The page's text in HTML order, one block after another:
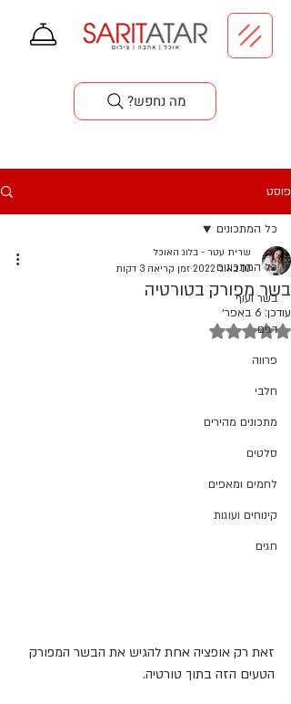
?מה נחפש
פוסט
כל המתכונים
בשר ועוף
דגים
פרווה
חלבי
מתכונים מהירים
סלטים
לחמים ומאפים
קינוחים ועוגות
חגים
כל המתכונים
בשר מפורק בטורטיה
שרית עטר - בלוג האוכל
10 באוג׳ 2022
זמן קריאה 3 דקות
עודכן: 6 באפר׳
דירוג של NaN מתוך 5 כוכבים
זאת רק אופציה אחת להגיש את הבשר המפורק
הטעים הזה בתוך טורטיה.